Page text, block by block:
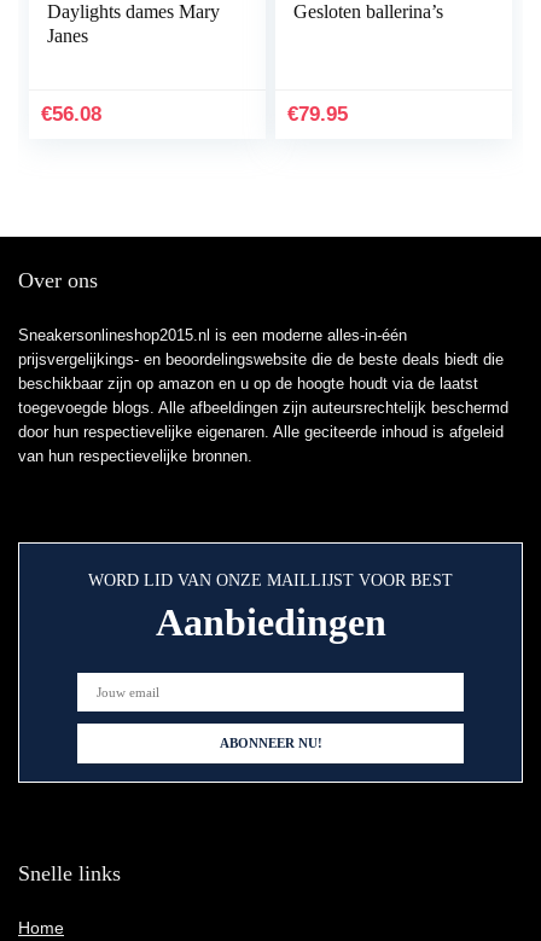
Daylights dames Mary
Janes
€56.08
Gesloten ballerina’s
€79.95
Over ons
Sneakersonlineshop2015.nl is een moderne alles-in-één
prijsvergelijkings- en beoordelingswebsite die de beste deals biedt die
beschikbaar zijn op amazon en u op de hoogte houdt via de laatst
toegevoegde blogs. Alle afbeeldingen zijn auteursrechtelijk beschermd
door hun respectievelijke eigenaren. Alle geciteerde inhoud is afgeleid
van hun respectievelijke bronnen.
WORD LID VAN ONZE MAILLIJST VOOR BEST
Aanbiedingen
Snelle links
Home